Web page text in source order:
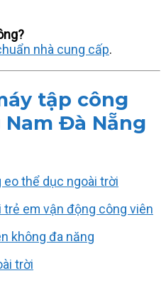
nhà cung cấp.
tập công
Đà Nẵng
thể dục ngoài trời
trẻ em vận động công viên
không đa năng
trời